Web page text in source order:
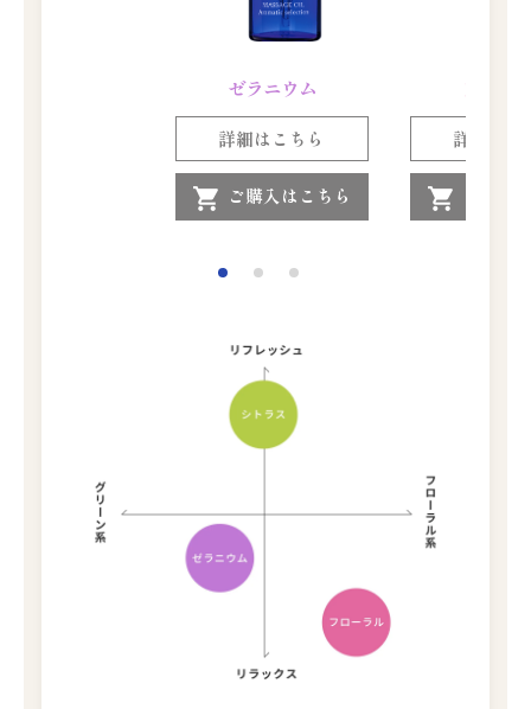
ゼラニウム
詳細はこちら
shopping_cart ご購入はこちら
詳細はこ
shopping_cart